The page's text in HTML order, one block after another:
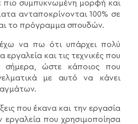
πιο συμπυκνωμένη μορφή και
ανταποκρίνονται 100% σε
το πρόγραμμα σπουδών.
να πω ότι υπάρχει πολύ
και τις τεχνικές που
σήμερα, ώστε κάποιος που
με αυτό να κάνει
που έκανα και την εργασία
εργαλεία που χρησιμοποίησα